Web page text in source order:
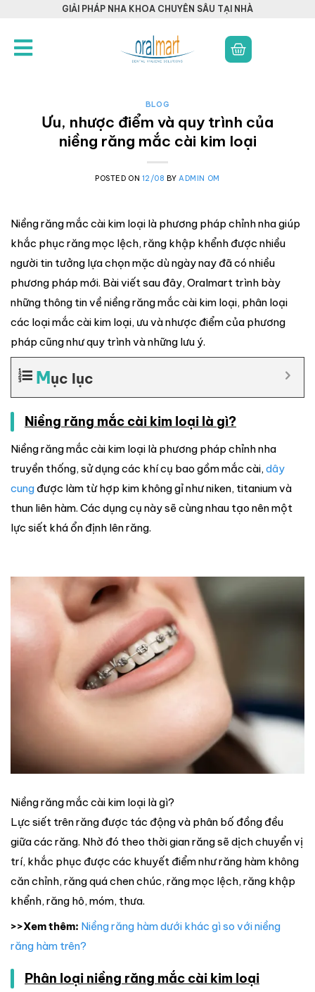
GIẢI PHÁP NHA KHOA CHUYÊN SÂU TẠI NHÀ
BLOG
Ưu, nhược điểm và quy trình của
niềng răng mắc cài kim loại
POSTED ON 12/08 BY ADMIN OM
Niềng răng mắc cài kim loại là phương pháp chỉnh nha giúp
khắc phục răng mọc lệch, răng khập khểnh được nhiều
người tin tưởng lựa chọn mặc dù ngày nay đã có nhiều
phương pháp mới. Bài viết sau đây, Oralmart trình bày
những thông tin về niềng răng mắc cài kim loại, phân loại
các loại mắc cài kim loại, ưu và nhược điểm của phương
pháp cũng như quy trình và những lưu ý.
Mục lục
Niềng răng mắc cài kim loại là gì?
Niềng răng mắc cài kim loại là phương pháp chỉnh nha
truyền thống, sử dụng các khí cụ bao gồm mắc cài, dây
cung được làm từ hợp kim không gỉ như niken, titanium và
thun liên hàm. Các dụng cụ này sẽ cùng nhau tạo nên một
lực siết khá ổn định lên răng.
Niềng răng mắc cài kim loại là gì?
Lực siết trên răng được tác động và phân bố đồng đều
giữa các răng. Nhờ đó theo thời gian răng sẽ dịch chuyển vị
trí, khắc phục được các khuyết điểm như răng hàm không
căn chỉnh, răng quá chen chúc, răng mọc lệch, răng khập
khểnh, răng hô, móm, thưa.
>>Xem thêm: Niềng răng hàm dưới khác gì so với niềng
răng hàm trên?
Phân loại niềng răng mắc cài kim loại